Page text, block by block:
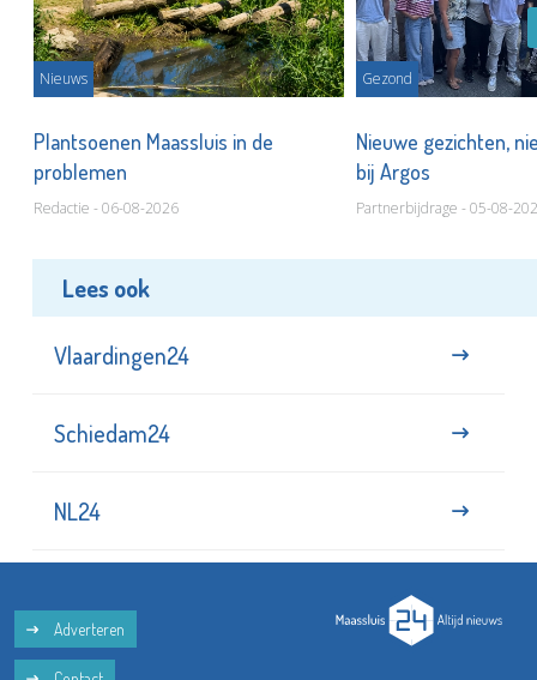
Nieuws
Plantsoenen Maassluis in de
problemen
Redactie - 06-08-2026
Gezond
Nieuwe gezichten,
bij Argos
Partnerbijdrage - 05-08-
Lees ook
Vlaardingen24
Schiedam24
NL24
Adverteren